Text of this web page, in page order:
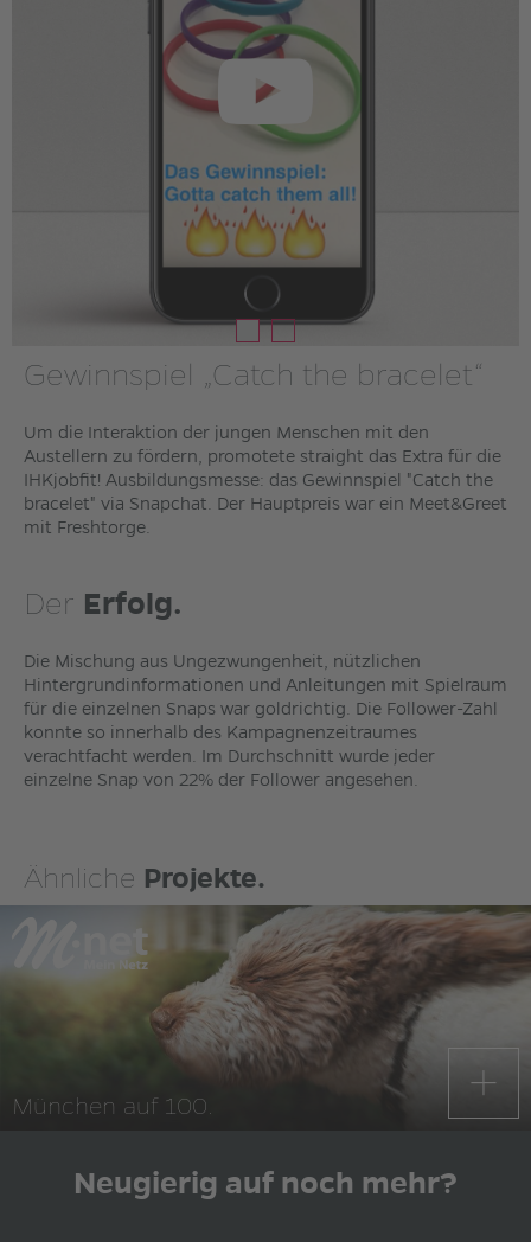
Gewinnspiel „Catch the bracelet“
Um die Interaktion der jungen Menschen mit den
Austellern zu fördern, promotete straight das Extra für die
IHKjobfit! Ausbildungsmesse: das Gewinnspiel "Catch the
bracelet" via Snapchat. Der Hauptpreis war ein Meet&Greet
mit Freshtorge.
Der Erfolg.
Die Mischung aus Ungezwungenheit, nützlichen
Hintergrundinformationen und Anleitungen mit Spielraum
für die einzelnen Snaps war goldrichtig. Die Follower-Zahl
konnte so innerhalb des Kampagnenzeitraumes
verachtfacht werden. Im Durchschnitt wurde jeder
einzelne Snap von 22% der Follower angesehen.
Ähnliche Projekte.
München auf 100.
Neugierig auf noch mehr?